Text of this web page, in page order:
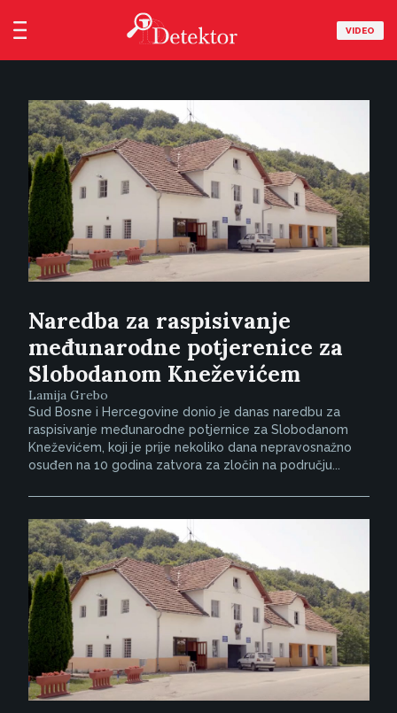
VIDEO
Naredba za raspisivanje
međunarodne potjerenice za
Slobodanom Kneževićem
Lamija Grebo
Sud Bosne i Hercegovine donio je danas naredbu za
raspisivanje međunarodne potjernice za Slobodanom
Kneževićem, koji je prije nekoliko dana nepravosnažno
osuđen na 10 godina zatvora za zločin na području...